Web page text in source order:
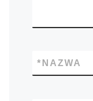
NAZWA
*